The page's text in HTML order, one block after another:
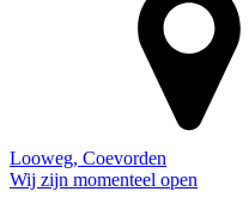
Looweg, Coevorden
Wij zijn momenteel open